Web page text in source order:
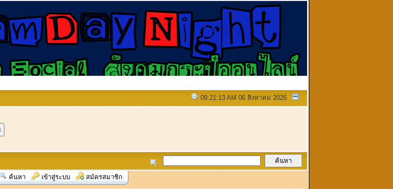
09:21:13 AM 06 สิงหาคม 2026
ค้นหา เข้าสู่ระบบ สมัครสมาชิก